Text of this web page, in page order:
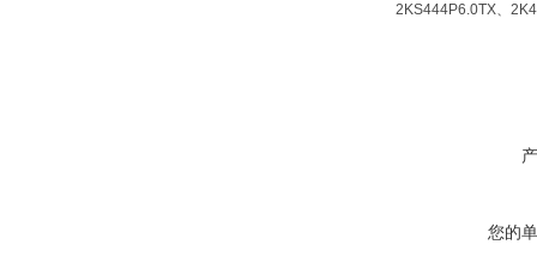
2KS444P6.0TX、
您的